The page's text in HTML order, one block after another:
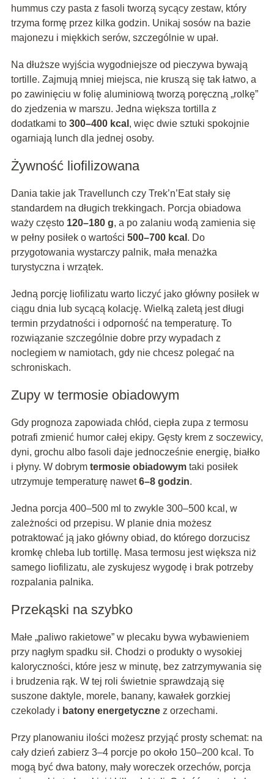
hummus czy pasta z fasoli tworzą sycący zestaw, który
trzyma formę przez kilka godzin. Unikaj sosów na bazie
majonezu i miękkich serów, szczególnie w upał.
Na dłuższe wyjścia wygodniejsze od pieczywa bywają
tortille. Zajmują mniej miejsca, nie kruszą się tak łatwo, a
po zawinięciu w folię aluminiową tworzą poręczną „rolkę”
do zjedzenia w marszu. Jedna większa tortilla z
dodatkami to 300–400 kcal , więc dwie sztuki spokojnie
ogarniają lunch dla jednej osoby.
Żywność liofilizowana
Dania takie jak Travellunch czy Trek’n’Eat stały się
standardem na długich trekkingach. Porcja obiadowa
waży często 120–180 g, a po zalaniu wodą zamienia się
w pełny posiłek o wartości 500–700 kcal . Do
przygotowania wystarczy palnik, mała menażka
turystyczna i wrzątek.
Jedną porcję liofilizatu warto liczyć jako główny posiłek w
ciągu dnia lub sycącą kolację. Wielką zaletą jest długi
termin przydatności i odporność na temperaturę. To
rozwiązanie szczególnie dobre przy wypadach z
noclegiem w namiotach, gdy nie chcesz polegać na
schroniskach.
Zupy w termosie obiadowym
Gdy prognoza zapowiada chłód, ciepła zupa z termosu
potrafi zmienić humor całej ekipy. Gęsty krem z soczewicy,
dyni, grochu albo fasoli daje jednocześnie energię, białko
i płyny. W dobrym termosie obiadowymtaki posiłek
utrzymuje temperaturę nawet6–8 godzin.
Jedna porcja 400–500 ml to zwykle 300–500 kcal, w
zależności od przepisu. W planie dnia możesz
potraktować ją jako główny obiad, do którego dorzucisz
kromkę chleba lub tortillę. Masa termosu jest większa niż
samego liofilizatu, ale zyskujesz wygodę i brak potrzeby
rozpalania palnika.
Przekąski na szybko
Małe „paliwo rakietowe” w plecaku bywa wybawieniem
przy nagłym spadku sił. Chodzi o produkty o wysokiej
kaloryczności, które jesz w minutę, bez zatrzymywania się
i brudzenia rąk. W tej roli świetnie sprawdzają się
suszone daktyle, morele, banany, kawałek gorzkiej
czekolady i batony energetycznez orzechami.
Przy planowaniu ilości możesz przyjąć prosty schemat: na
cały dzień zabierz 3–4 porcje po około 150–200 kcal. To
mogą być dwa batony, mały woreczek orzechów, porcja